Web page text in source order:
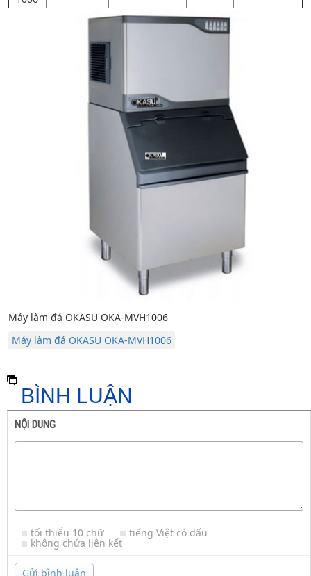
Máy làm đá OKASU OKA-MVH1006
Máy làm đá OKASU OKA-MVH1006
BÌNH LUẬN
NỘI DUNG
tối thiểu 10 chữ tiếng Việt có dấu
không chứa liên kết
Gửi bình luận